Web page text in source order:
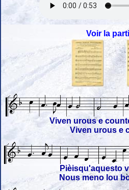
Voir la
Viven urous e
Viven urous e
Pièisqu'aquesto
Nous meno lou